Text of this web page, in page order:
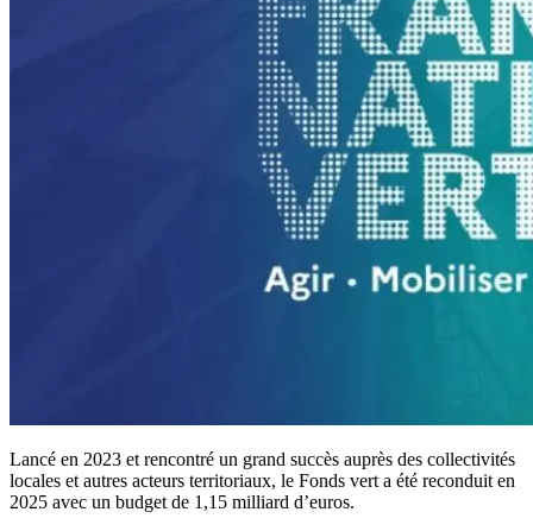
Lancé en 2023 et rencontré un grand succès auprès des collectivités
locales et autres acteurs territoriaux, le Fonds vert a été reconduit en
2025 avec un budget de 1,15 milliard d’euros.